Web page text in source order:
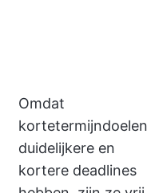
Omdat
kortetermijndoelen
duidelijkere en
kortere deadlines